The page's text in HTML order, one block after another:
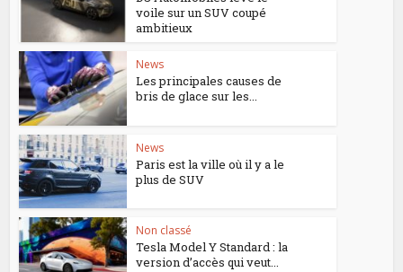
voile sur un SUV coupé
ambitieux
News
Les principales causes de
bris de glace sur les...
News
Paris est la ville où il y a le
plus de SUV
Non classé
Tesla Model Y Standard : la
version d’accès qui veut...